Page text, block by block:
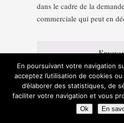
dans le cadre de la
commerciale qui peut en
En poursuivant votre navigation
acceptez l’utilisation de cookies
d’élaborer des statistiques, de
faciliter votre navigation et vous
Ok En